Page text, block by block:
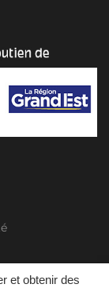
et obtenir des